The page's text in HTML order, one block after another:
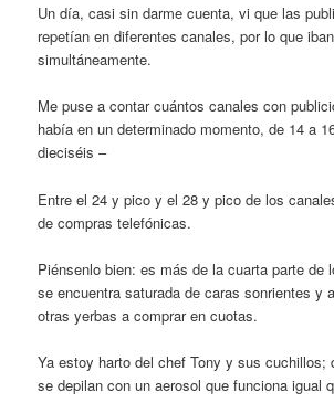
Un día, casi sin darme cuenta, vi que las
repetían en diferentes canales, por lo que
simultáneamente.
Me puse a contar cuántos canales con
había en un determinado momento, de 14 a
dieciséis –
Entre el 24 y pico y el 28 y pico de los
de compras telefónicas.
Piénsenlo bien: es más de la cuarta parte de
se encuentra saturada de caras sonrientes y
otras yerbas a comprar en cuotas.
Ya estoy harto del chef Tony y sus cuchillos;
se depilan con un aerosol que funciona igual